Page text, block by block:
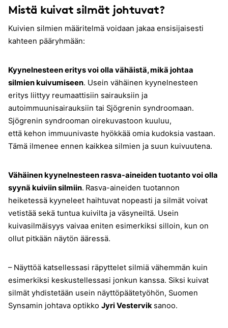
Mistä kuivat silmät johtuvat?
Kuivien silmien määritelmä voidaan jakaa ensisijaisesti
kahteen pääryhmään:
Kyynelnesteen eritys voi olla vähäistä, mikä johtaa
silmien kuivumiseen. Usein vähäinen kyynelnesteen
eritys liittyy reumaattisiin sairauksiin ja
autoimmuunisairauksiin tai Sjögrenin syndroomaan.
Sjögrenin syndrooman oirekuvastoon kuuluu,
että kehon immuunivaste hyökkää omia kudoksia vastaan.
Tämä ilmenee ennen kaikkea silmien ja suun kuivuutena.
Vähäinen kyynelnesteen rasva-aineiden tuotanto voi olla
syynä kuiviin silmiin. Rasva-aineiden tuotannon
heiketessä kyyneleet haihtuvat nopeasti ja silmät voivat
vetistää sekä tuntua kuivilta ja väsyneiltä. Usein
kuivasilmäisyys vaivaa eniten esimerkiksi silloin, kun on
ollut pitkään näytön ääressä.
– Näyttöä katsellessasi räpyttelet silmiä vähemmän kuin
esimerkiksi keskustellessasi jonkun kanssa. Siksi kuivat
silmät yhdistetään usein näyttöpäätetyöhön, Suomen
Synsamin johtava optikko Jyri Vestervik sanoo.